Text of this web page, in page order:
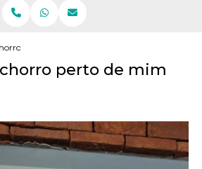
perto mim
perto de mim